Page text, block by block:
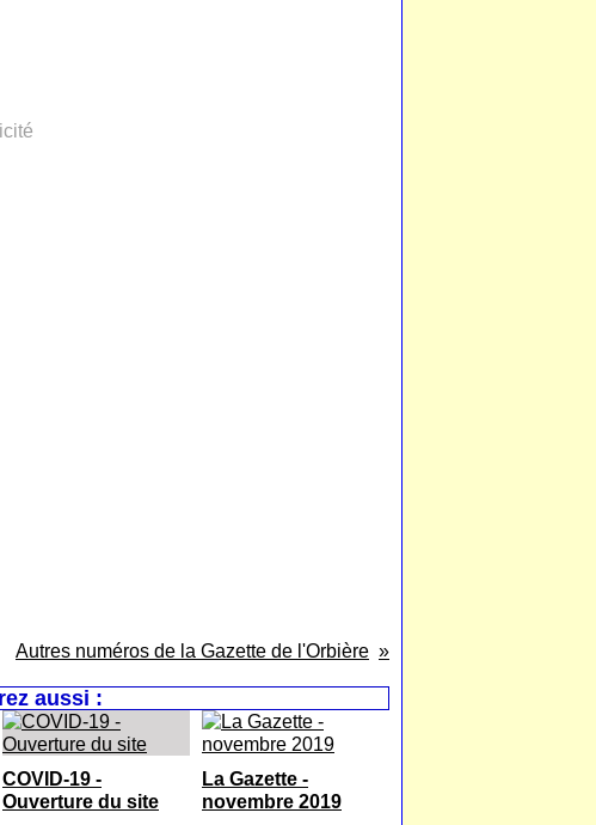
Autres numéros de la Gazette de l'Orbière
aussi :
COVID-19 -
Ouverture du site
La Gazette -
novembre 2019